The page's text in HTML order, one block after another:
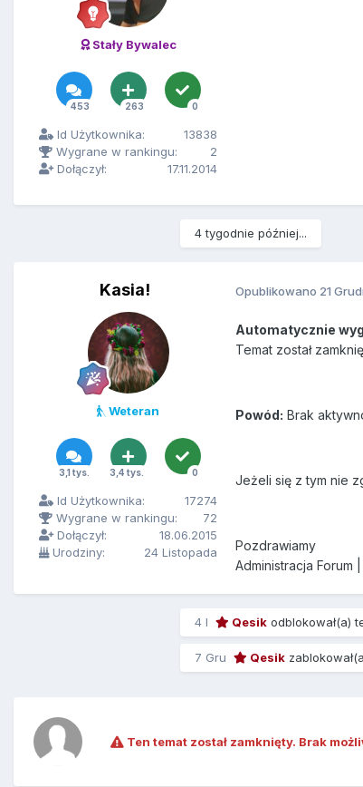
Stały Bywalec
453 263 0
Id Użytkownika:
13838
Wygrane w rankingu:
2
Dołączył:
17.11.2014
4 tygodnie później...
Kasia!
Weteran
3,1 tys. 3,4 tys. 0
Id Użytkownika:
17274
Wygrane w rankingu:
72
Dołączył:
18.06.2015
Urodziny:
24 Listopada
Opublikowano 21
Automatycznie
Temat został
Powód: Brak
Jeżeli się z tym nie
Pozdrawiamy
Administracja Forum
4 l Qesik odblokował(a)
7 Gru Qesik
Ten temat został zamknięty. Brak